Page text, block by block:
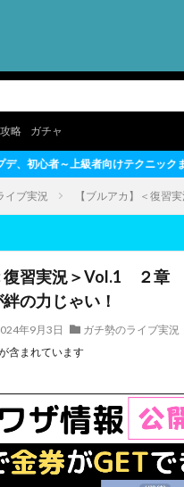
攻略 ガチャ
で完全網羅
イブ実況 【ブルアカ】＜復
復習実況＞Vol.1 ２章
の力じゃい！
年9月3日
ガチ勢のライブ実況
含まれています